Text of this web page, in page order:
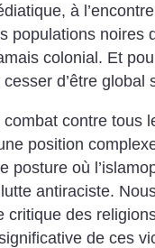
à
populations noires
colonial. Et
d’être global
contre tous
position
posture où
lutte antiraciste.
critique des
de ces